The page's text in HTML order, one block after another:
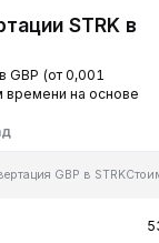
STRK в
GBP (от 0,001
времени на основе
GBP в STRK